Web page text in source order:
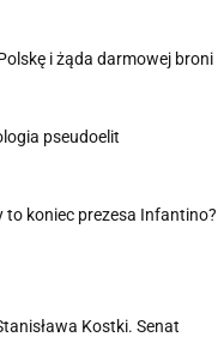
i żąda darmowej broni
pseudoelit
to koniec prezesa Infantino?
Kostki. Senat